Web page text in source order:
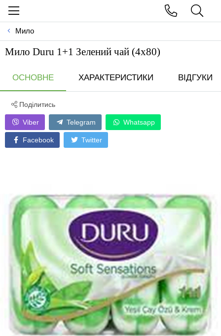
Мило
Мило Duru 1+1 Зелений чай (4x80)
ОСНОВНЕ ХАРАКТЕРИСТИКИ ВІДГУКИ
Поділитись
Viber Telegram Whatsapp
Facebook Twitter